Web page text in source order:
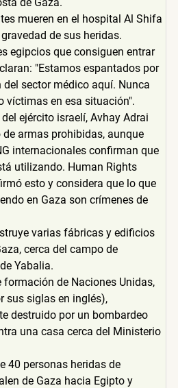
mueren en el hospital Al Shifa
de sus heridas.
egipcios que consiguen entrar
"Estamos espantados por
sector médico aquí. Nunca
víctimas en esa situación".
ejército israelí, Avhay Adrai
de armas prohibidas, aunque
internacionales confirman que
utilizando. Human Rights
esto y considera que lo que
en Gaza son crímenes de
varias fábricas y edificios
cerca del campo de
Yabalia.
formación de Naciones Unidas,
sus siglas en inglés),
destruido por un bombardeo
una casa cerca del Ministerio
40 personas heridas de
de Gaza hacia Egipto y